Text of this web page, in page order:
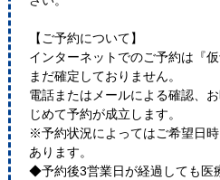
【ご予約について】
インターネットでのご予約は『
まだ確定しておりません。
電話またはメールによる確認、
じめて予約が成立します。
※予約状況によってはご希望日
あります。
◆予約後3営業日が経過しても医